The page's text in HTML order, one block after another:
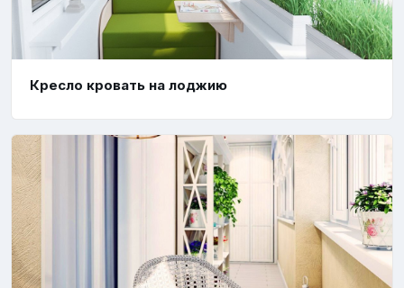
Кресло кровать на лоджию